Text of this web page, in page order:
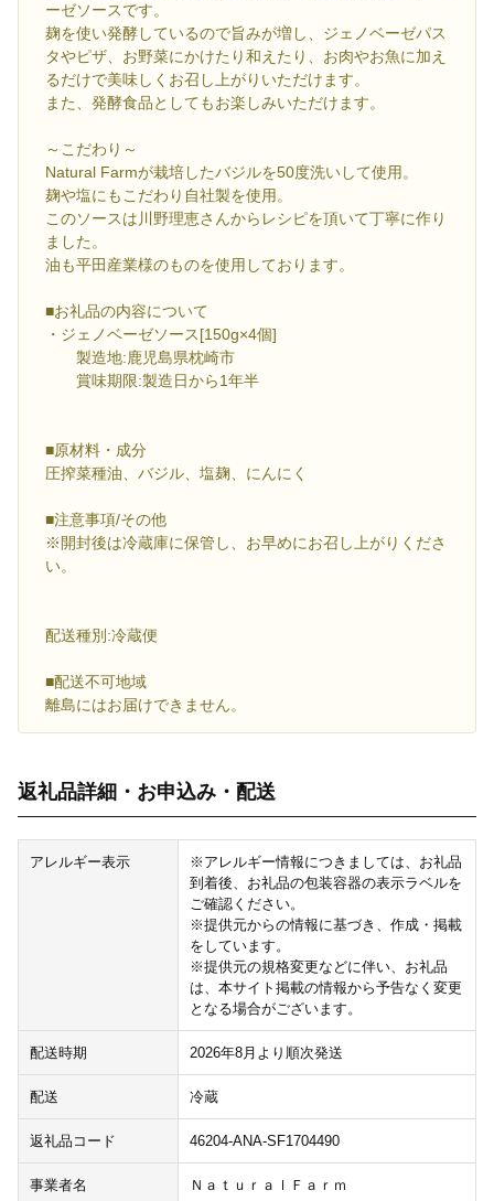
ーゼソースです。
麹を使い発酵しているので旨みが増し、ジェノベーゼパス
タやピザ、お野菜にかけたり和えたり、お肉やお魚に加え
るだけで美味しくお召し上がりいただけます。
また、発酵食品としてもお楽しみいただけます。
～こだわり～
Natural Farmが栽培したバジルを50度洗いして使用。
麹や塩にもこだわり自社製を使用。
このソースは川野理恵さんからレシピを頂いて丁寧に作り
ました。
油も平田産業様のものを使用しております。
■お礼品の内容について
・ジェノベーゼソース[150g×4個]
製造地:鹿児島県枕崎市
賞味期限:製造日から1年半
■原材料・成分
圧搾菜種油、バジル、塩麹、にんにく
■注意事項/その他
※開封後は冷蔵庫に保管し、お早めにお召し上がりくださ
い。
配送種別:冷蔵便
■配送不可地域
離島にはお届けできません。
返礼品詳細・お申込み・配送
アレルギー表示
※アレルギー情報につきましては、お礼品
到着後、お礼品の包装容器の表示ラベルを
ご確認ください。
※提供元からの情報に基づき、作成・掲載
をしています。
※提供元の規格変更などに伴い、お礼品
は、本サイト掲載の情報から予告なく変更
となる場合がございます。
配送時期 2026年8月より順次発送
配送 冷蔵
返礼品コード 46204-ANA-SF1704490
事業者名 ＮａｔｕｒａｌＦａｒｍ